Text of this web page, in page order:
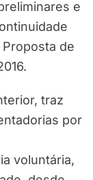
e
de
traz
por
voluntária,